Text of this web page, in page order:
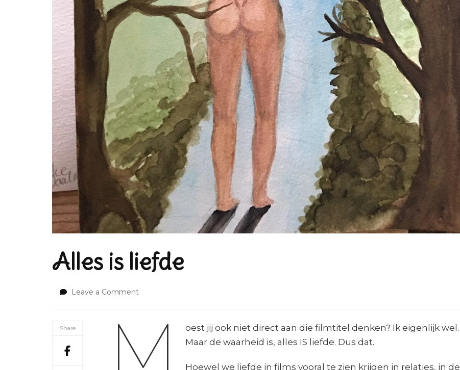
Alles is liefde
Leave a Comment
Share M
oest jij ook niet direct aan die filmtitel denken? Ik eigenlijk wel.
Maar de waarheid is, alles IS liefde. Dus dat.
Hoewel we liefde in films vooral te zien krijgen in relaties, in de